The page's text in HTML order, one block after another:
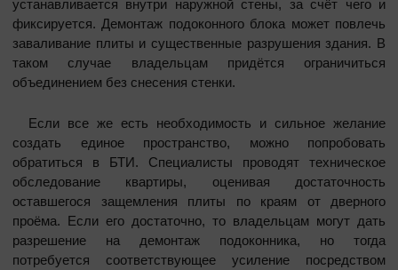
устанавливается внутри наружной стены, за счёт чего и
фиксируется. Демонтаж подоконного блока может повлечь
заваливание плиты и существенные разрушения здания. В
таком случае владельцам придётся ограничиться
объединением без снесения стенки.
Если все же есть необходимость и сильное желание
создать единое пространство, можно попробовать
обратиться в БТИ. Специалисты проводят техническое
обследование квартиры, оценивая достаточность
оставшегося защемления плиты по краям от дверного
проёма. Если его достаточно, то владельцам могут дать
разрешение на демонтаж подоконника, но тогда
потребуется соответствующее усиление посредством